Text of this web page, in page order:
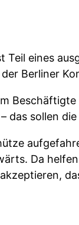
eines
Berliner
das sollen
Da